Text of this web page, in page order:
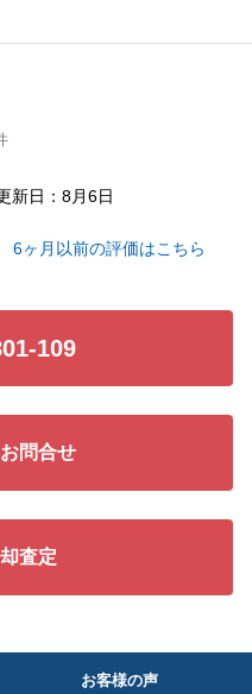
、K様にもご協力をい
手続きを進めることが
と思っております。
新日：8月6日
6ヶ月以前の評価はこちら
109
問合せ
査定
お客様の声